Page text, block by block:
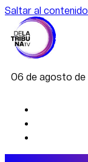
Saltar al
06 de agosto